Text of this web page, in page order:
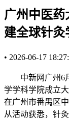
广州中医
建全球针灸
• 2026-06-17
中新网广州6月
学学科学院成立
在广州市番禺区
从活动获悉，针